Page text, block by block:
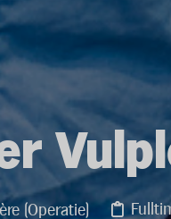
(Operatie)